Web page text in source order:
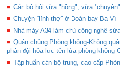
Cán bộ hội vừa "hồng", vừa "chuyên"
Chuyện “lính thợ” ở Đoàn bay Ba Vì
Nhà máy A34 làm chủ công nghệ
Quân chủng Phòng không-Không
phân đội hỏa lực tên lửa phòng không
Tập huấn cán bộ trung, cao cấp